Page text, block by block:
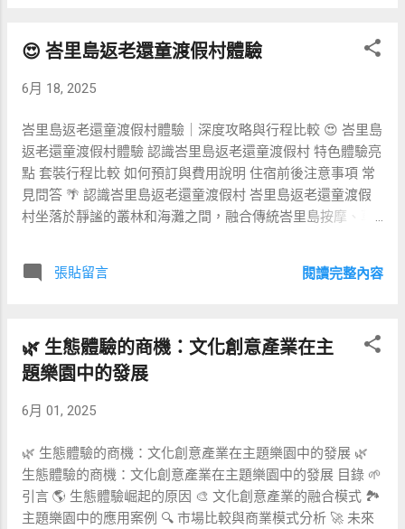
編織、舞蹈與草藥工作坊。 🏙️ 美國加州：都市藍區生活方式
心活力。 與一般度假村不同，Agejamin 注重「回歸自然」與
沙灘瑜珈、水上有氧與傳統舞蹈課程，打造全天候逆齡體
式裝置，即時監測心率與睡眠品質。 🥗 營養師量身訂餐：根
據個人體質調配在地食材，提升腸胃消化與免疫力。 🧘‍♀️ 身
心靈課程：沙灘瑜珈、冥想引導、排毒芳療，讓身體重啟自
癒機制。 🌴 文化沉浸之旅：走訪巴厘島傳統村落，參與手工
藝與祭典，增進心理健康。 🔍 Agejamin vs 傳統度假村 比較
行購買裝置 飲食規劃 專業營養師設計 自助餐/固定菜單 課程
😍 峇里島返老還童渡假村體驗
6月 18, 2025
峇里島返老還童渡假村體驗｜深度攻略與行程比較 😍 峇里島
返老還童渡假村體驗 認識峇里島返老還童渡假村 特色體驗亮
點 套裝行程比較 如何預訂與費用說明 住宿前後注意事項 常
見問答 🌴 認識峇里島返老還童渡假村 峇里島返老還童渡假
村坐落於靜謐的叢林和海灘之間，融合傳統峇里島按摩、草
驗。從專業營養師調配的有機餐食，到全程個人化健康監測
方案，讓旅客在 5 至 7 天的療程中，感受細胞再生與精神煥
度假。 🏖️ 特色體驗亮點 • 全身抗氧化草本浴：採用當地香蘭
葉、薑黃與椰奶製成的草本藥浴，有助排毒、促進新陳代
專屬精油按摩，讓肌膚與身體機能大幅提升。 • 峇里島瑜伽
想，平衡身心，減輕壓力。 • 定制有機餐：每餐皆由營養師
根據個人體質與療程需求調配，有機蔬食、鮮榨果汁及超級
食物應有盡有。 • 叢林溯溪與海灘漫步：融合探險與療癒，
深度感受大自然的能量，完善身心舒緩。 🍽️ 套裝行程比較
張貼留言 閱讀完整內容
🌿 生態體驗的商機：文化創意產業在主
題樂園中的發展
6月 01, 2025
🌿 生態體驗的商機：文化創意產業在主題樂園中的發展 🌿
生態體驗的商機：文化創意產業在主題樂園中的發展 目錄 🌱
引言 🌎 生態體驗崛起的原因 🎨 文化創意產業的融合模式 🏞️
主題樂園中的應用案例 🔍 市場比較與商業模式分析 🚀 未來